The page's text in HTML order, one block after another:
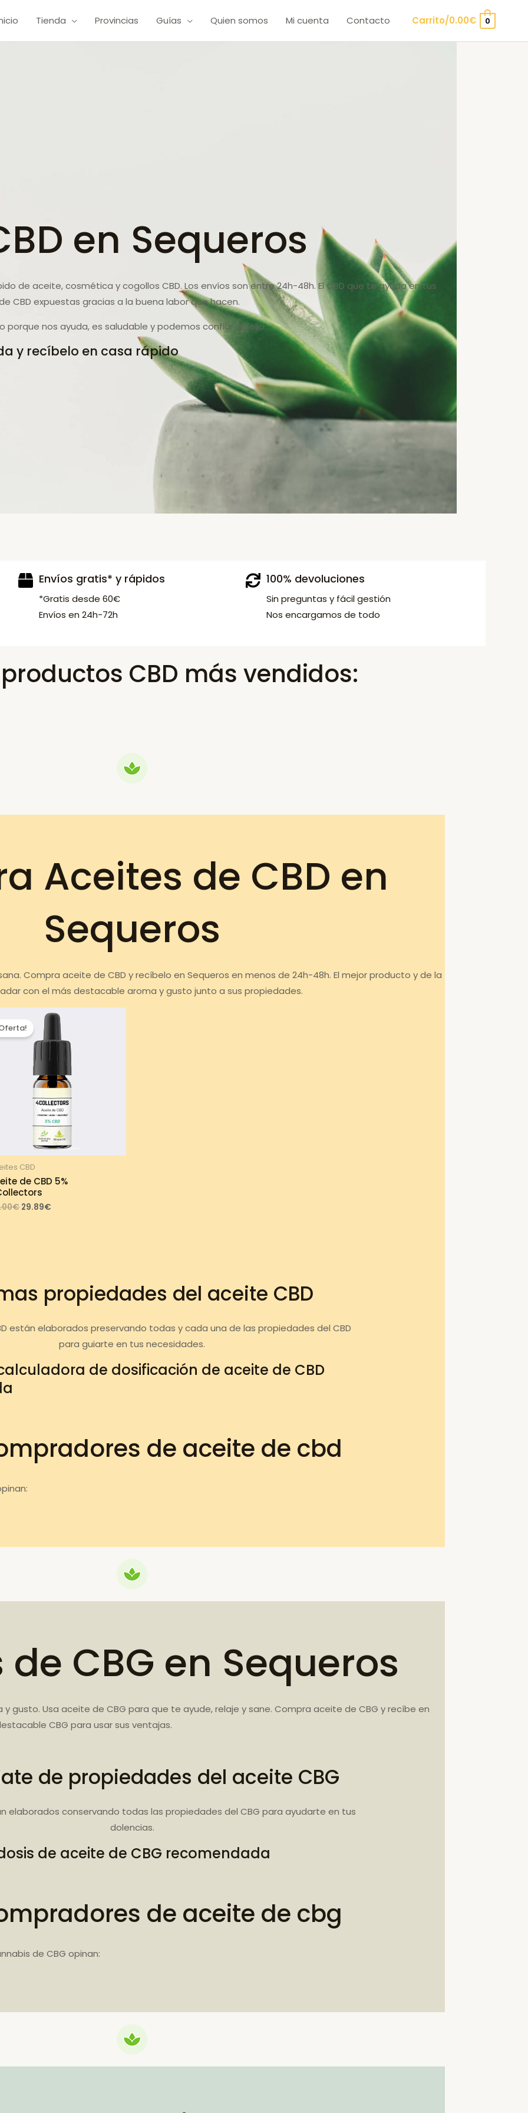
Tienda Provincias Guías Quien somos Mi cuenta Contacto Carrito/0.00€ 0
en Sequeros
de aceite, cosmética y cogollos CBD. Los envíos son entre 24h-48h. El CBD que te ayuda en tus
CBD expuestas gracias a la buena labor que hacen.
porque nos ayuda, es saludable y podemos confiar en ello.
y recíbelo en casa rápido
Envíos gratis* y rápidos
*Gratis desde 60€
Envíos en 24h-72h
100% devoluciones
Sin preguntas y fácil gestión
Nos encargamos de todo
CBD más vendidos:
Aceites de CBD en
Sequeros
Compra aceite de CBD y recíbelo en Sequeros en menos de 24h-48h. El mejor producto y de la
con el más destacable aroma y gusto junto a sus propiedades.
CBD
de CBD 5%
€Original
29.89€
propiedades del aceite CBD
están elaborados preservando todas y cada una de las propiedades del CBD
para guiarte en tus necesidades.
de dosificación de aceite de CBD
de aceite de cbd
CBG en Sequeros
gusto. Usa aceite de CBG para que te ayude, relaje y sane. Compra aceite de CBG y recíbe en
CBG para usar sus ventajas.
de propiedades del aceite CBG
elaborados conservando todas las propiedades del CBG para ayudarte en tus
dolencias.
de aceite de CBG recomendada
de aceite de cbg
de CBG opinan: